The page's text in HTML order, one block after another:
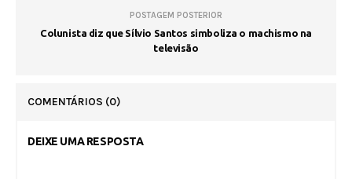
POSTAGEM POSTERIOR
Colunista diz que Sílvio Santos simboliza o machismo na
televisão
COMENTÁRIOS (0)
DEIXE UMA RESPOSTA